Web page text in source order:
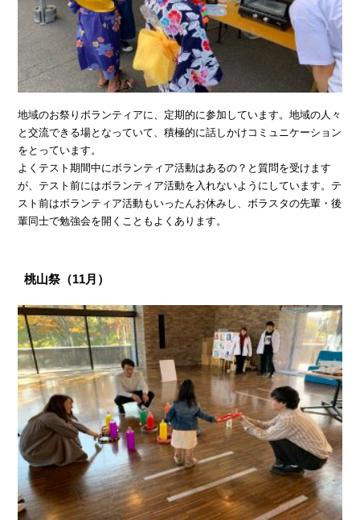
地域のお祭りボランティアに、定期的に参加しています。地域の人々
と交流できる場となっていて、積極的に話しかけコミュニケーション
をとっています。
よくテスト期間中にボランティア活動はあるの？と質問を受けます
が、テスト前にはボランティア活動を入れないようにしています。テ
スト前はボランティア活動もいったんお休みし、ボラスタの先輩・後
輩同士で勉強会を開くこともよくあります。
桃山祭（11月）